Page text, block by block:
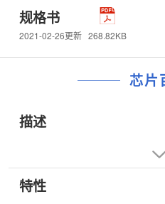
规格书
2021-02-26更新 268.82KB
芯片
描述
特性